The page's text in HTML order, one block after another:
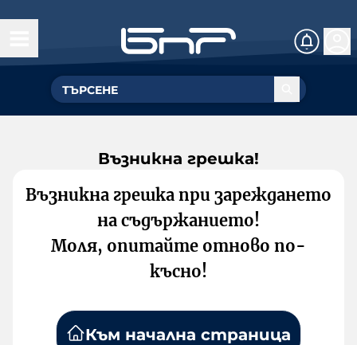
Възникна грешка!
Възникна грешка при зареждането
на съдържанието!
Моля, опитайте отново по-
късно!
Към начална страница